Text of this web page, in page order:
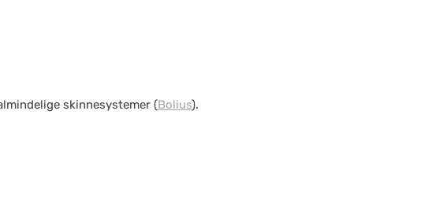
skinnesystemer (Bolius).